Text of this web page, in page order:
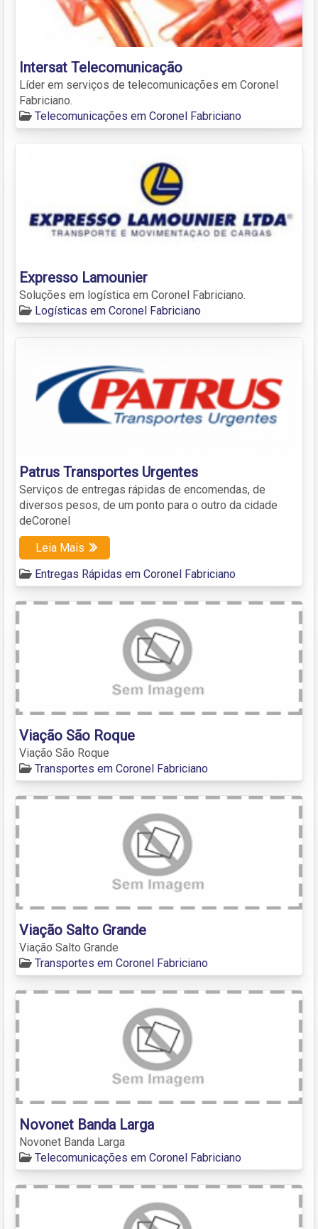
Intersat Telecomunicação
Líder em serviços de telecomunicações em Coronel
Fabriciano.
Telecomunicações em Coronel Fabriciano
Expresso Lamounier
Soluções em logística em Coronel Fabriciano.
Logísticas em Coronel Fabriciano
Patrus Transportes Urgentes
Serviços de entregas rápidas de encomendas, de
diversos pesos, de um ponto para o outro da cidade
deCoronel
Leia Mais
Entregas Rápidas em Coronel Fabriciano
Viação São Roque
Viação São Roque
Transportes em Coronel Fabriciano
Viação Salto Grande
Viação Salto Grande
Transportes em Coronel Fabriciano
Novonet Banda Larga
Novonet Banda Larga
Telecomunicações em Coronel Fabriciano